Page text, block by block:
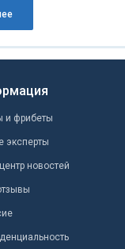
и фрибеты
эксперты
новостей